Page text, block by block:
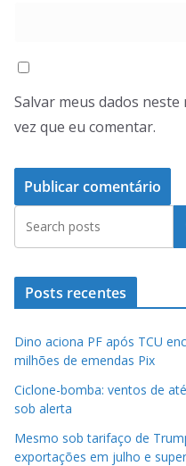
Salvar meus dados
vez que eu comentar.
Posts recentes
Dino aciona PF após TCU
milhões de emendas Pix
Ciclone-bomba: ventos de
sob alerta
Mesmo sob tarifaço de
exportações em julho e